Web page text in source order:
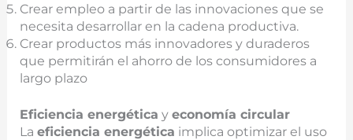
Crear empleo a partir de las innovaciones que se
necesita desarrollar en la cadena productiva.
Crear productos más innovadores y duraderos
que permitirán el ahorro de los consumidores a
largo plazo
Eficiencia energética y economía circular
La eficiencia energética implica optimizar el uso